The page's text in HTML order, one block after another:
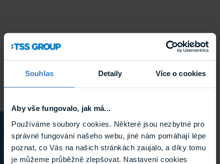
Souhlas Detaily Více o cookies
Aby vše fungovalo, jak má...
Používáme soubory cookies. Některé jsou nezbytné pro
správné fungování našeho webu, jiné nám pomáhají lépe
poznat, co Vás na našich stránkách zaujalo, a díky tomu
je můžeme průběžně zlepšovat. Nastavení cookies
KATALOG